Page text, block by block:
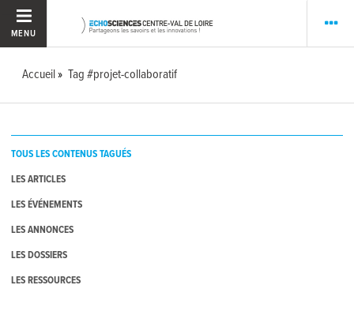
MENU
Accueil Tag #projet-collaboratif
TOUS LES CONTENUS TAGUÉS
LES ARTICLES
LES ÉVÉNEMENTS
LES ANNONCES
LES DOSSIERS
LES RESSOURCES